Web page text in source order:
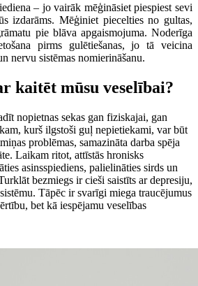
– jo vairāk mēģināsiet piespiest sevi
izdarāms. Mēģiniet piecelties no gultas,
pie blāva apgaismojuma. Noderīga
pirms gulētiešanas, jo tā veicina
nervu sistēmas nomierināšanu.
kaitēt mūsu veselībai?
nopietnas sekas gan fiziskajai, gan
kurš ilgstoši guļ nepietiekami, var būt
problēmas, samazināta darba spēja
Laikam ritot, attīstās hronisks
asinsspiediens, palielināties sirds un
bezmiegs ir cieši saistīts ar depresiju,
Tāpēc ir svarīgi miega traucējumus
bet kā iespējamu veselības